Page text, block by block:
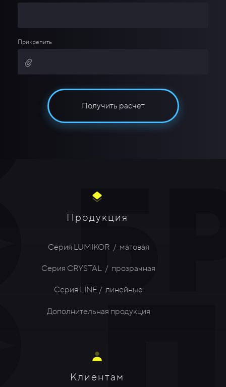
Прикрепить
Получить расчет
Продукция
Серия LUMIKOR / матовая
Серия CRYSTAL / прозрачная
Серия LINE / линейные
Дополнительная продукция
Клиентам